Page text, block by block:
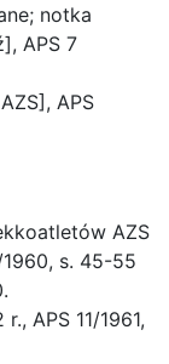
notka
APS 7
APS
AZS
s. 45-55
APS 11/1961,